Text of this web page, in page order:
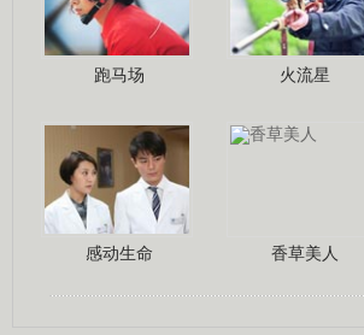
跑马场 火流星
感动生命 香草美人